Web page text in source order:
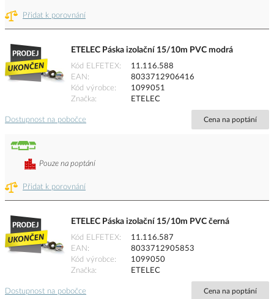
Přidat k porovnání
ETELEC Páska izolační 15/10m PVC modrá
Kód ELFETEX
11.116.588
EAN
8033712906416
Kód výrobce
1099051
Značka
ETELEC
Dostupnost na pobočce Cena na poptání
Přidat k porovnání
Pouze na poptání
ETELEC Páska izolační 15/10m PVC černá
Kód ELFETEX
11.116.587
EAN
8033712905853
Kód výrobce
1099050
Značka
ETELEC
Dostupnost na pobočce Cena na poptání